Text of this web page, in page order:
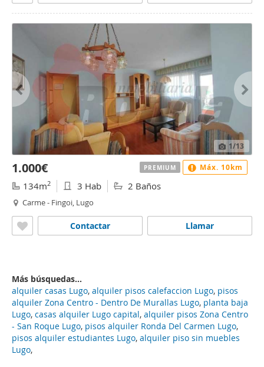
1/13
1.000€
134m2 3 Hab 2 Baños
Carme - Fingoi, Lugo
Llamar
Contactar
PREMIUM Máx. 10km
Más búsquedas...
alquiler casas Lugo, alquiler pisos calefaccion Lugo, pisos
alquiler Zona Centro - Dentro De Murallas Lugo, planta baja
Lugo, casas alquiler Lugo capital, alquiler pisos Zona Centro
- San Roque Lugo, pisos alquiler Ronda Del Carmen Lugo,
pisos alquiler estudiantes Lugo, alquiler piso sin muebles
Lugo,